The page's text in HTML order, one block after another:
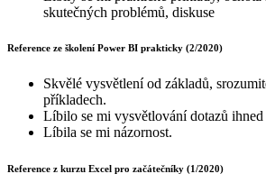
skutečných problémů, diskuse
Reference ze školení Power BI prakticky (2/2020)
Skvělé vysvětlení od základů,
příkladech.
Líbilo se mi vysvětlování dotazů ihned
Líbila se mi názornost.
Reference z kurzu Excel pro začátečníky (1/2020)